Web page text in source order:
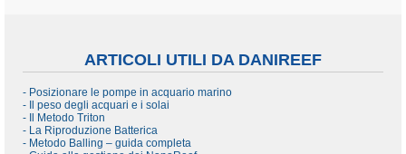
ARTICOLI UTILI DA DANIREEF
- Posizionare le pompe in acquario marino
- Il peso degli acquari e i solai
- Il Metodo Triton
- La Riproduzione Batterica
- Metodo Balling – guida completa